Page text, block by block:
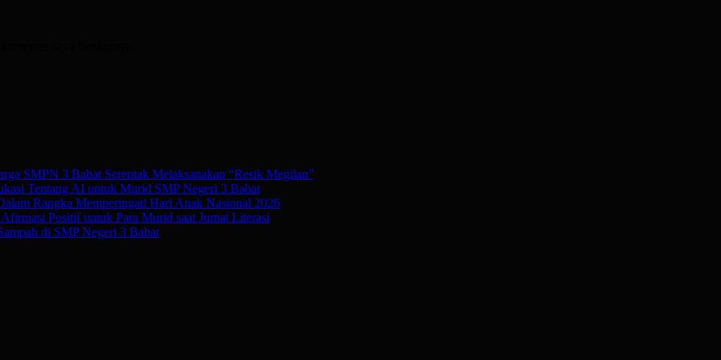
SMPN 3 Babat Serentak Melaksanakan “Resik Megilan”
Tentang AI untuk Murid SMP Negeri 3 Babat
Rangka Memperingati Hari Anak Nasional 2026
Positif untuk Para Murid saat Jumat Literasi
di SMP Negeri 3 Babat